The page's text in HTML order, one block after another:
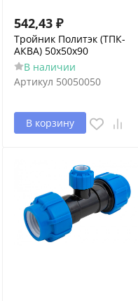
542,43 ₽
Тройник Политэк (ТПК-
АКВА) 50х50х90
В наличии
Артикул 50050050
В корзину